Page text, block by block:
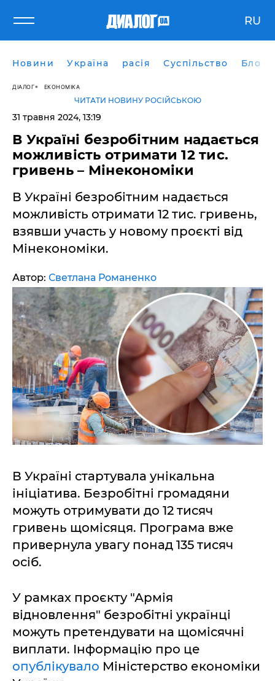
RU
Новини Україна расія Суспільство Блоги
ДІАЛОГ ЕКОНОМІКА
ЧИТАТИ НОВИНУ РОСІЙСЬКОЮ
31 травня 2024, 13:19
В Україні безробітним надається
можливість отримати 12 тис.
гривень – Мінекономіки
В Україні безробітним надається
можливість отримати 12 тис. гривень,
взявши участь у новому проєкті від
Мінекономіки.
Автор: Светлана Романенко
В Україні стартувала унікальна
ініціатива. Безробітні громадяни
можуть отримувати до 12 тисяч
гривень щомісяця. Програма вже
привернула увагу понад 135 тисяч
осіб.
У рамках проєкту "Армія
відновлення" безробітні українці
можуть претендувати на щомісячні
виплати. Інформацію про це
опублікувало Міністерство економіки